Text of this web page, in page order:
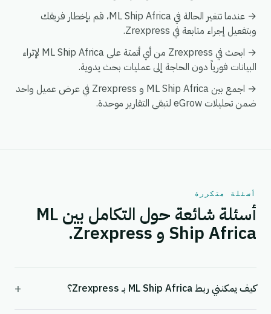
→ عندما تتغير الحالة في ML Ship Africa، قم بإخطار فريقك
وبتفعيل إجراء متابعة في Zrexpress.
→ ابحث في Zrexpress من أي أتمتة على ML Ship Africa لإثراء
البيانات فورياً دون الحاجة إلى عمليات بحث يدوية.
→ اجمع بين ML Ship Africa و Zrexpress في عرض عميل واحد
ضمن تحليلات eGrow لتبقى التقارير موحدة.
أسئلة متكررة
أسئلة شائعة حول التكامل بين ML
Ship Africa و Zrexpress.
كيف يمكنني ربط ML Ship Africa بـ Zrexpress؟ +